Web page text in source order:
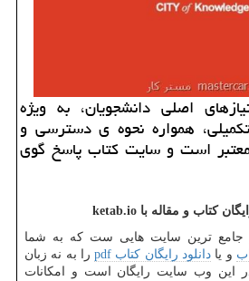
اصلی دانشجویان، به ویژه
همواره نحوه ی دسترسی و
است و سایت كتاب پاسخ گوی
کتاب و مقاله با ketab.io
ترین سایت هایی ست که به شما
و یا دانلود رایگان کتاب pdfرا به نه زبان
این وب سایت رایگان است و امکانات